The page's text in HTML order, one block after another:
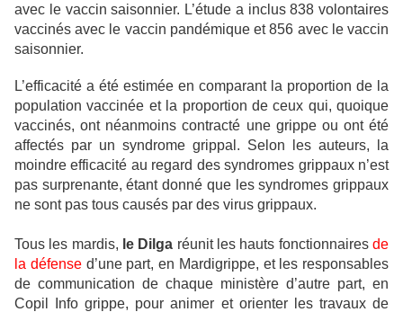
avec le vaccin saisonnier. L’étude a inclus 838 volontaires
vaccinés avec le vaccin pandémique et 856 avec le vaccin
saisonnier.
L’efficacité a été estimée en comparant la proportion de la
population vaccinée et la proportion de ceux qui, quoique
vaccinés, ont néanmoins contracté une grippe ou ont été
affectés par un syndrome grippal. Selon les auteurs, la
moindre efficacité au regard des syndromes grippaux n’est
pas surprenante, étant donné que les syndromes grippaux
ne sont pas tous causés par des virus grippaux.
Tous les mardis, le Dilga réunit les hauts fonctionnairesde
la défensed’une part, en Mardigrippe, et les responsables
de communication de chaque ministère d’autre part, en
Copil Info grippe, pour animer et orienter les travaux de